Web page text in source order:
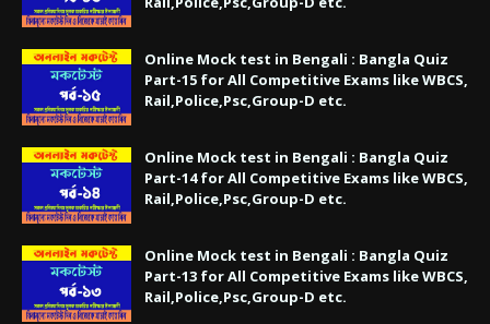
Online Mock test in Bengali : Bangla Quiz
Part-15 for All Competitive Exams like WBCS,
Rail,Police,Psc,Group-D etc.
Online Mock test in Bengali : Bangla Quiz
Part-14 for All Competitive Exams like WBCS,
Rail,Police,Psc,Group-D etc.
Online Mock test in Bengali : Bangla Quiz
Part-13 for All Competitive Exams like WBCS,
Rail,Police,Psc,Group-D etc.